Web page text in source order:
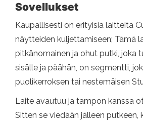
Sovellukset
Kaupallisesti on erityisiä laitteita
näytteiden kuljettamiseen; Tämä
pitkänomainen ja ohut putki, joka
sisälle ja päähän, on segmentti,
puolikerroksen tai nestemäisen
Laite avautuu ja tampon kanssa
Sitten se viedään jälleen putkeen,